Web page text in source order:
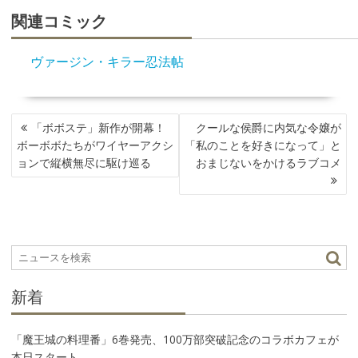
関連コミック
ヴァージン・キラー忍法帖
投
稿
ナ
ビ
ョ
ン
「ボボステ」新作が開幕！
ボーボボたちがワイヤーアクシ
ョンで縦横無尽に駆け巡る
クールな侯爵に内気な令嬢が
「私のことを好きになって」と
おまじないをかけるラブコメ
新着
「魔王城の料理番」6巻発売、100万部突破記念のコラボカフェが